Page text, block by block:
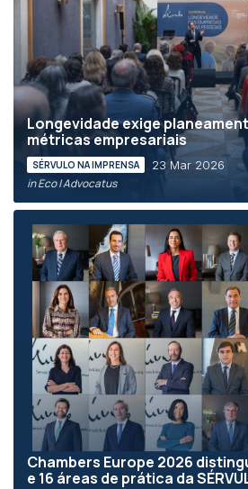
Longevidade exige
métricas empresariais
SÉRVULO NA IMPRENSA 23 Mar 2026
in Eco | Advocatus
Chambers Europe 2026
e 16 áreas de prática da